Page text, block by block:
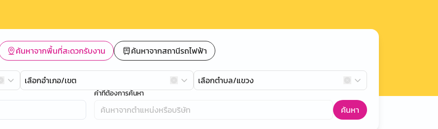
ค้นหาจากพื้นที่สะดวกรับงาน ค้นหาจากสถานีรถไฟฟ้า
เลือกอำเภอ/เขต เลือกตำบล/แขวง
คำที่ต้องการค้นหา
ค้นหา